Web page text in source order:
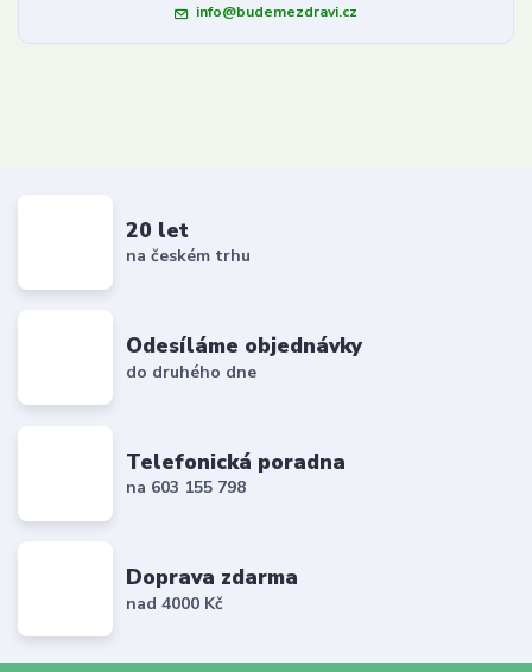
info@budemezdravi.cz
20 let
na českém trhu
Odesíláme objednávky
do druhého dne
Telefonická poradna
na 603 155 798
Doprava zdarma
nad 4000 Kč